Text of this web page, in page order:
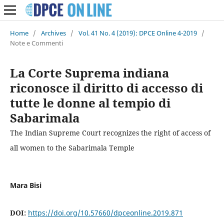
Home / Archives / Vol. 41 No. 4 (2019): DPCE Online 4-2019 /
Note e Commenti
La Corte Suprema indiana
riconosce il diritto di accesso di
tutte le donne al tempio di
Sabarimala
The Indian Supreme Court recognizes the right of access of
all women to the Sabarimala Temple
Mara Bisi
DOI: https://doi.org/10.57660/dpceonline.2019.871